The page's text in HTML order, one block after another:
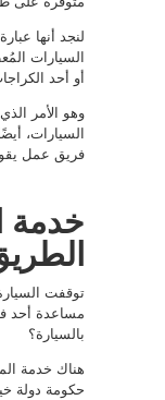
لنجد أنها
السيارات
أو أحد
وهو الأمر
السيارات،
فريق عمل
خدمة
توقفت
مساعدة أحد
بالسيارة؟
هناك خدمة
حكومة دولة